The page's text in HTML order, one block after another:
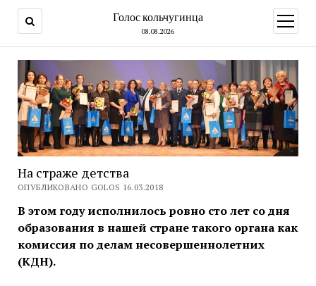
Голос кольчугинца
08.08.2026
меню
На страже детства
ОПУБЛИКОВАНО GOLOS 16.03.2018
В этом году исполнилось ровно сто лет со дня
образования в нашей стране такого органа как
комиссия по делам несовершеннолетних
(КДН).